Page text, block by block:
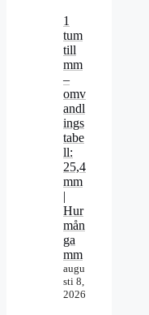
1
tum
till
mm
–
omv
andl
ings
tabe
ll:
25,4
mm
|
Hur
mån
ga
mm
augu
sti 8,
2026